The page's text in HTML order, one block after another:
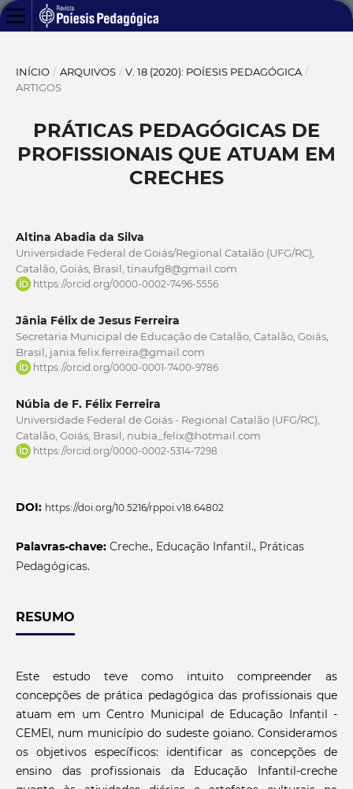
INÍCIO / ARQUIVOS / V. 18 (2020): POÍESIS PEDAGÓGICA /
ARTIGOS
PRÁTICAS PEDAGÓGICAS DE
PROFISSIONAIS QUE ATUAM EM
CRECHES
Altina Abadia da Silva
Universidade Federal de Goiás/Regional Catalão (UFG/RC),
Catalão, Goiás, Brasil, tinaufg8@gmail.com
https://orcid.org/0000-0002-7496-5556
Jânia Félix de Jesus Ferreira
Secretaria Municipal de Educação de Catalão, Catalão, Goiás,
Brasil, jania.felix.ferreira@gmail.com
https://orcid.org/0000-0001-7400-9786
Núbia de F. Félix Ferreira
Universidade Federal de Goiás - Regional Catalão (UFG/RC),
Catalão, Goiás, Brasil, nubia_felix@hotmail.com
https://orcid.org/0000-0002-5314-7298
DOI: https://doi.org/10.5216/rppoi.v18.64802
Palavras-chave: Creche., Educação Infantil., Práticas
Pedagógicas.
RESUMO
Este estudo teve como intuito compreender as
concepções de prática pedagógica das profissionais que
atuam em um Centro Municipal de Educação Infantil -
CEMEI, num município do sudeste goiano. Consideramos
os objetivos específicos: identificar as concepções de
ensino das profissionais da Educação Infantil-creche